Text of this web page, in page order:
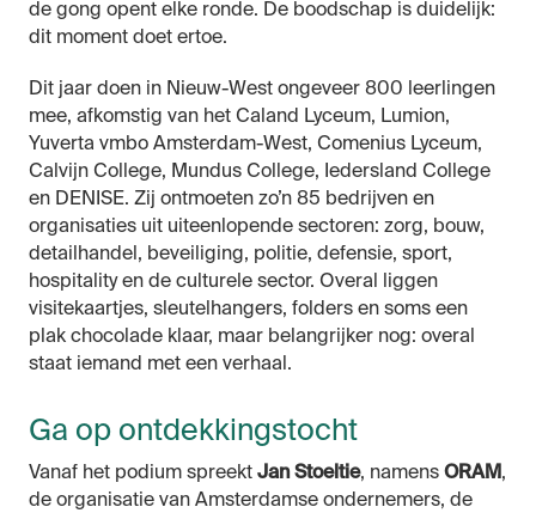
de gong opent elke ronde. De boodschap is duidelijk:
dit moment doet ertoe.
Dit jaar doen in Nieuw-West ongeveer 800 leerlingen
mee, afkomstig van het Caland Lyceum, Lumion,
Yuverta vmbo Amsterdam-West, Comenius Lyceum,
Calvijn College, Mundus College, Iedersland College
en DENISE. Zij ontmoeten zo’n 85 bedrijven en
organisaties uit uiteenlopende sectoren: zorg, bouw,
detailhandel, beveiliging, politie, defensie, sport,
hospitality en de culturele sector. Overal liggen
visitekaartjes, sleutelhangers, folders en soms een
plak chocolade klaar, maar belangrijker nog: overal
staat iemand met een verhaal.
Ga op ontdekkingstocht
Vanaf het podium spreekt Jan Stoeltie, namens ORAM,
de organisatie van Amsterdamse ondernemers, de